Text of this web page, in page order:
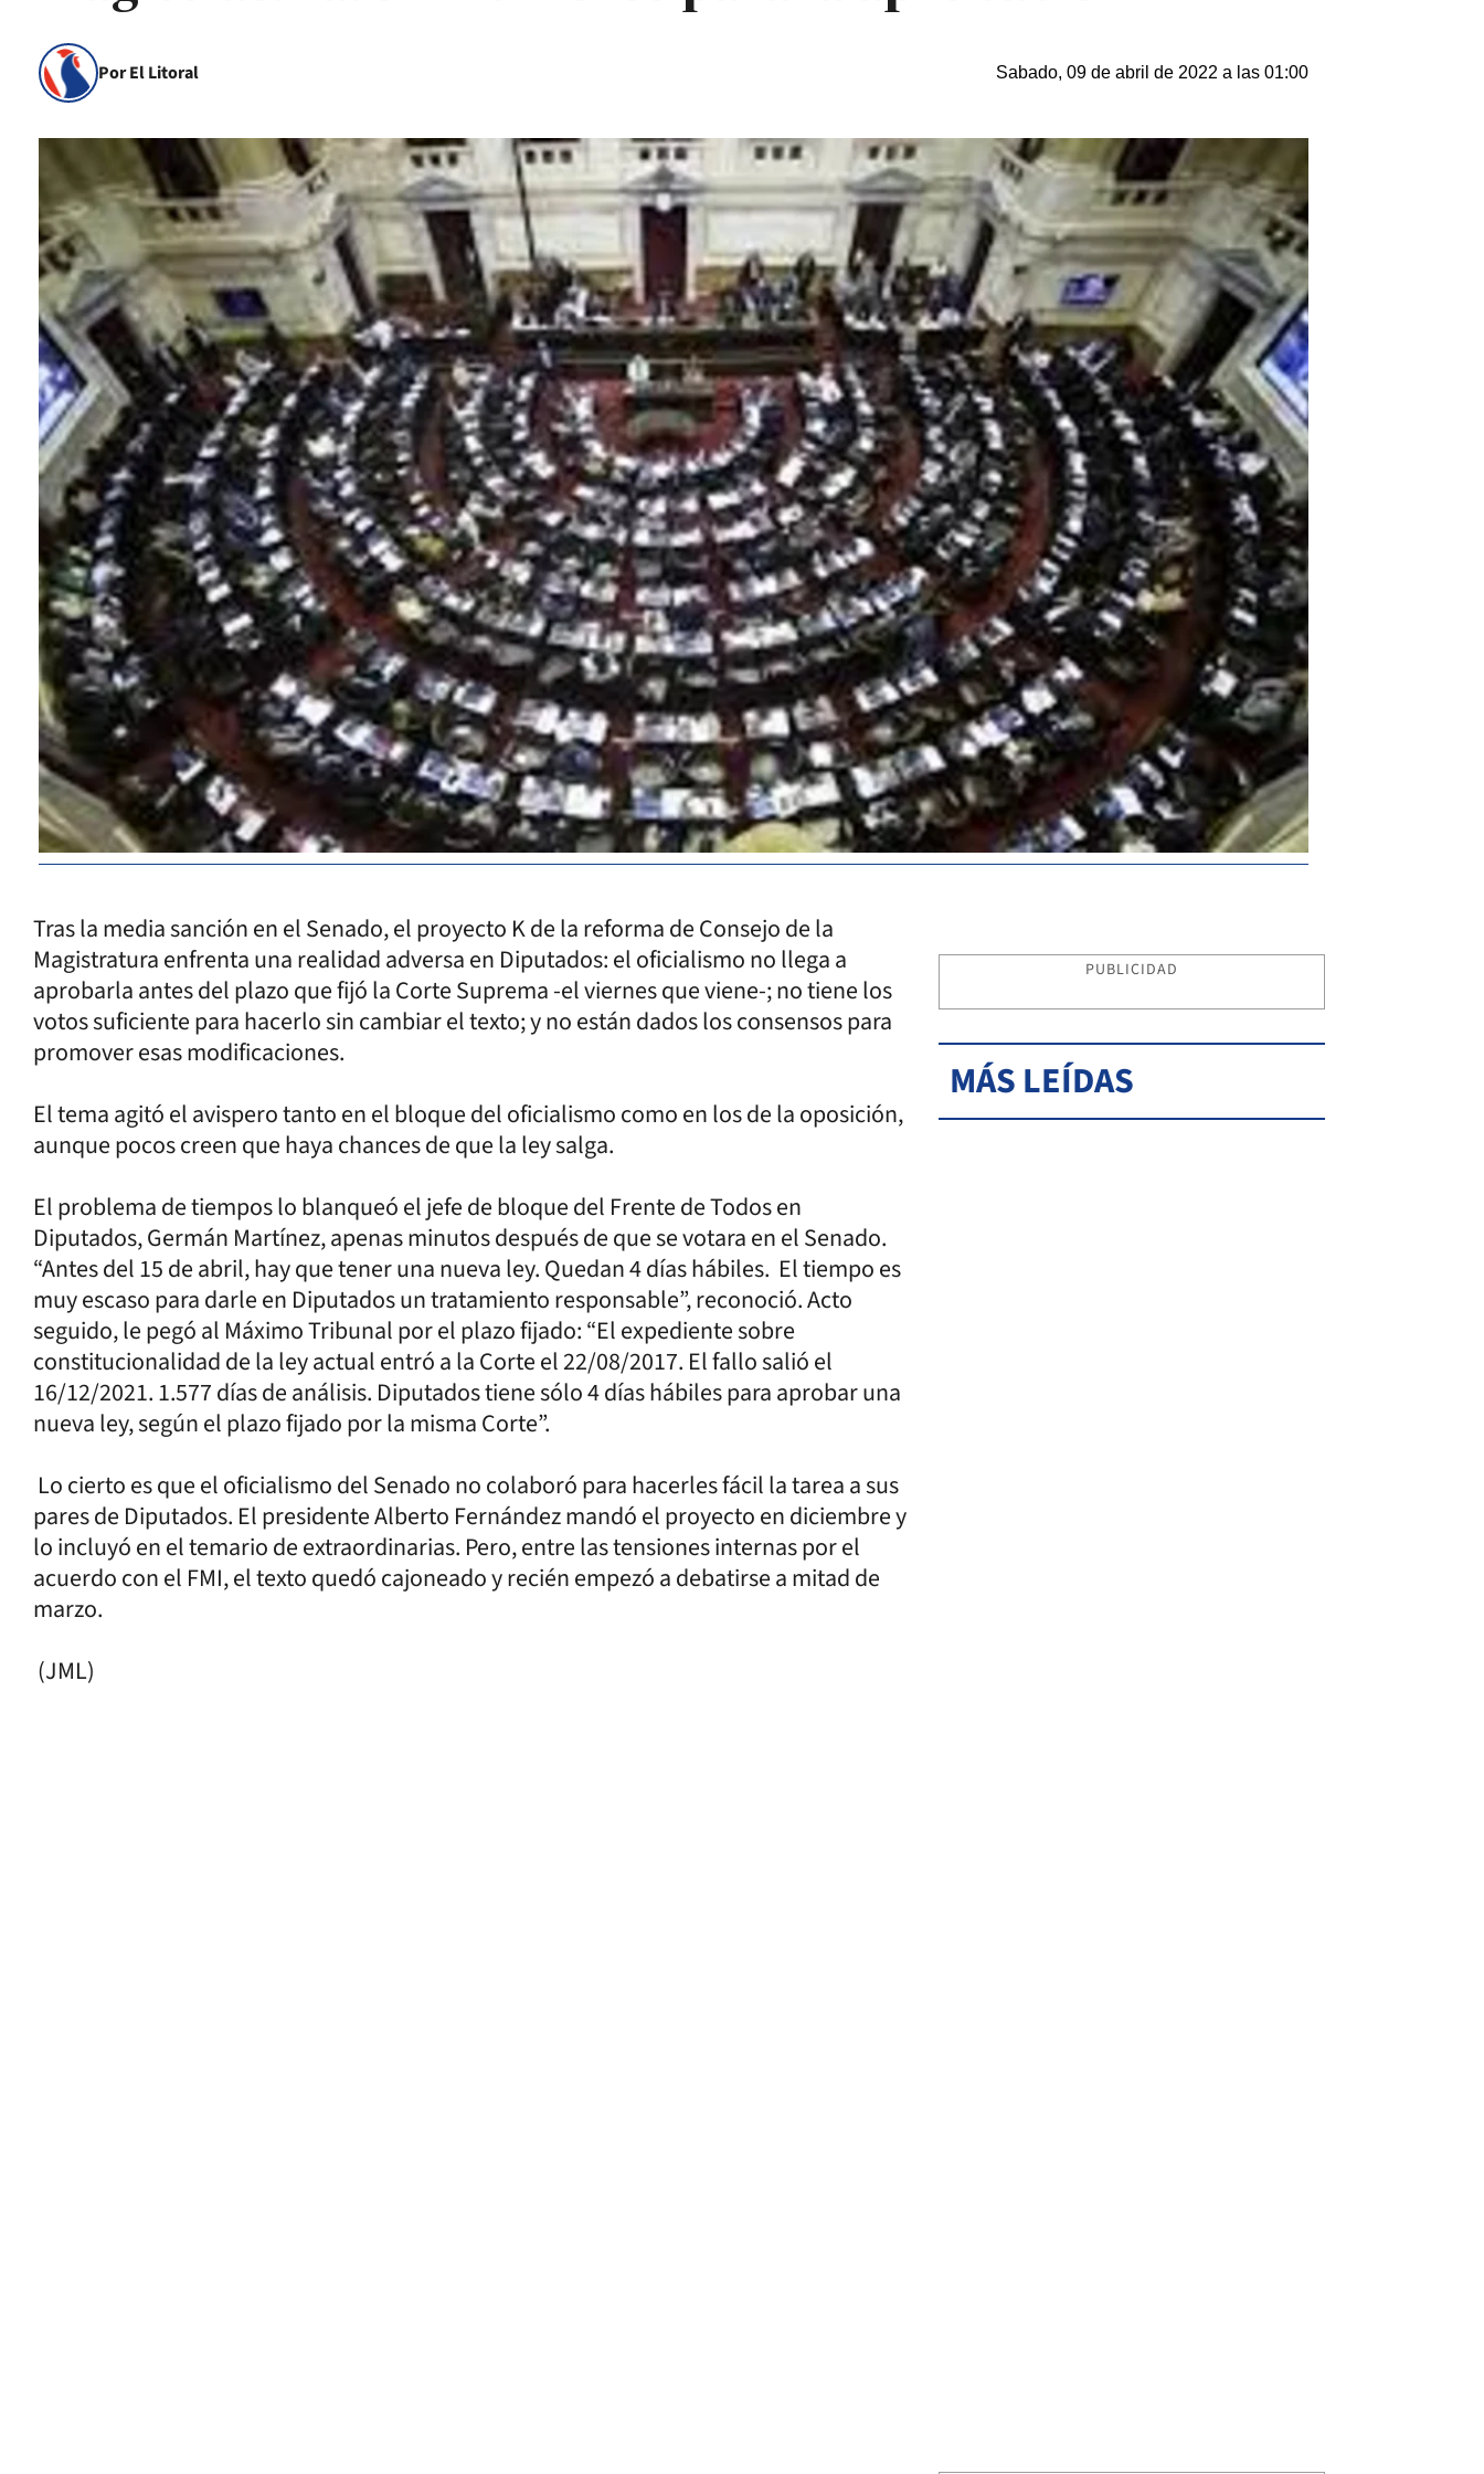
Por El Litoral Sabado, 09 de abril de 2022 a las 01:00
Tras la media sanción en el Senado, el proyecto K de la reforma de Consejo de la
Magistratura enfrenta una realidad adversa en Diputados: el oficialismo no llega a
aprobarla antes del plazo que fijó la Corte Suprema -el viernes que viene-; no tiene los
votos suficiente para hacerlo sin cambiar el texto; y no están dados los consensos para
promover esas modificaciones.
El tema agitó el avispero tanto en el bloque del oficialismo como en los de la oposición,
aunque pocos creen que haya chances de que la ley salga.
El problema de tiempos lo blanqueó el jefe de bloque del Frente de Todos en
Diputados, Germán Martínez, apenas minutos después de que se votara en el Senado.
“Antes del 15 de abril, hay que tener una nueva ley. Quedan 4 días hábiles. El tiempo es
muy escaso para darle en Diputados un tratamiento responsable”, reconoció. Acto
seguido, le pegó al Máximo Tribunal por el plazo fijado: “El expediente sobre
constitucionalidad de la ley actual entró a la Corte el 22/08/2017. El fallo salió el
16/12/2021. 1.577 días de análisis. Diputados tiene sólo 4 días hábiles para aprobar una
nueva ley, según el plazo fijado por la misma Corte”.
Lo cierto es que el oficialismo del Senado no colaboró para hacerles fácil la tarea a sus
pares de Diputados. El presidente Alberto Fernández mandó el proyecto en diciembre y
lo incluyó en el temario de extraordinarias. Pero, entre las tensiones internas por el
acuerdo con el FMI, el texto quedó cajoneado y recién empezó a debatirse a mitad de
marzo.
(JML)
PUBLICIDAD
MÁS LEÍDAS